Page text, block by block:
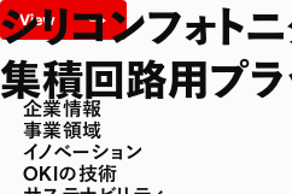
企業情報
事業領域
イノベーション
OKIの技術
シリコンフォト
集積回路用プラ